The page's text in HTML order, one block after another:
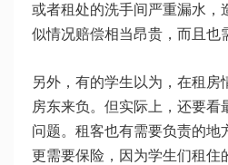
或者租处的洗手间严重漏水，
似情况赔偿相当昂贵，而且也
另外，有的学生以为，在租房
房东来负。但实际上，还要看
问题。租客也有需要负责的地
更需要保险，因为学生们租住